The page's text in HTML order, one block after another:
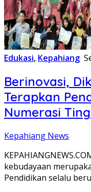
Edukasi, Kepahiang
Berinovasi,
Terapkan
Numerasi
Kepahiang News
kebudayaan
Pendidikan selalu